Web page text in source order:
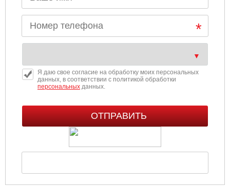
Я даю свое согласие на обработку моих персональных
данных, в соответствии с политикой обработки
персональныхданных.